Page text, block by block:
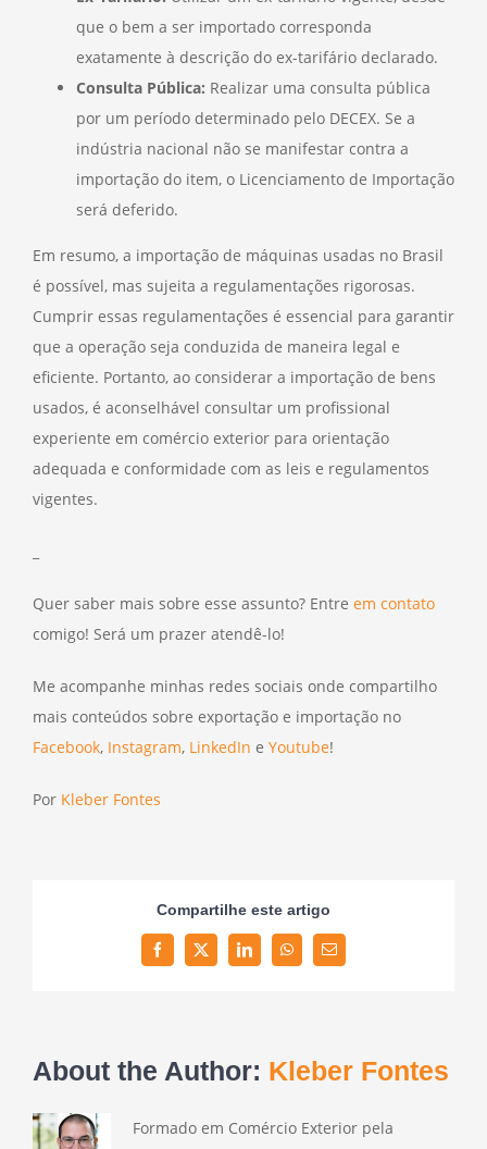
que o bem a ser importado corresponda
exatamente à descrição do ex-tarifário declarado.
Consulta Pública: Realizar uma consulta pública
por um período determinado pelo DECEX. Se a
indústria nacional não se manifestar contra a
importação do item, o Licenciamento de Importação
será deferido.
Em resumo, a importação de máquinas usadas no Brasil
é possível, mas sujeita a regulamentações rigorosas.
Cumprir essas regulamentações é essencial para garantir
que a operação seja conduzida de maneira legal e
eficiente. Portanto, ao considerar a importação de bens
usados, é aconselhável consultar um profissional
experiente em comércio exterior para orientação
adequada e conformidade com as leis e regulamentos
vigentes.
Quer saber mais sobre esse assunto? Entre em contato
comigo! Será um prazer atendê-lo!
Me acompanhe minhas redes sociais onde compartilho
mais conteúdos sobre exportação e importação no
Facebook, Instagram, LinkedIn e Youtube!
Por Kleber Fontes
Compartilhe este artigo
FacebookTwitterLinkedInWhatsAppEmail
About the Author: Kleber Fontes
Formado em Comércio Exterior pela